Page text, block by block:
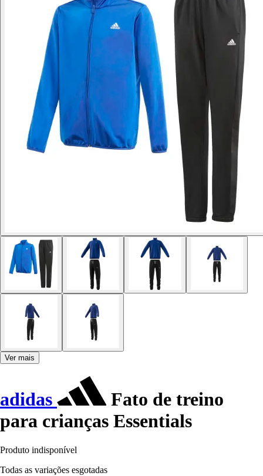
Ver mais
adidas
Fato de treino
para crianças Essentials
Produto indisponível
Todas as variações esgotadas